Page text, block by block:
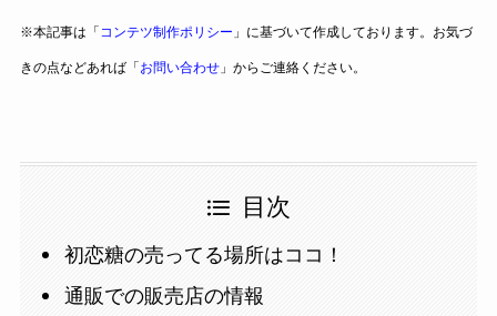
※本記事は「 コンテツ制作ポリシー 」に基づいて作成しております。お気づ
きの点などあれば「お問い合わせ」からご連絡ください。
目次
初恋糖の売ってる場所はココ！
通販での販売店の情報